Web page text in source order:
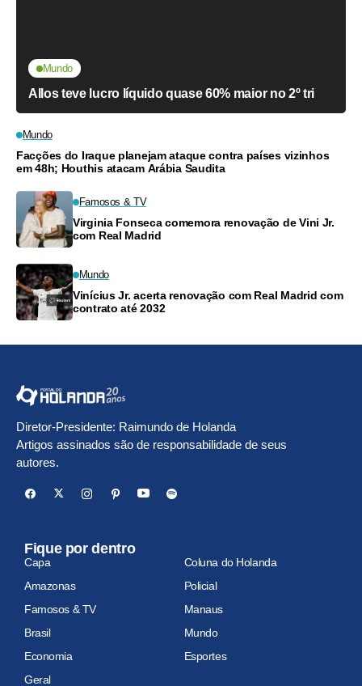
Mundo
Allos teve lucro líquido quase 60% maior no 2º tri
Mundo
Facções do Iraque planejam ataque contra países vizinhos
em 48h; Houthis atacam Arábia Saudita
Famosos & TV
Virginia Fonseca comemora renovação de Vini Jr.
com Real Madrid
Mundo
Vinícius Jr. acerta renovação com Real Madrid com
contrato até 2032
Diretor-Presidente: Raimundo de Holanda
Artigos assinados são de responsabilidade de seus
autores.
Fique por dentro
Capa
Coluna do Holanda
Amazonas
Policial
Famosos & TV
Manaus
Brasil
Mundo
Economia
Esportes
Geral